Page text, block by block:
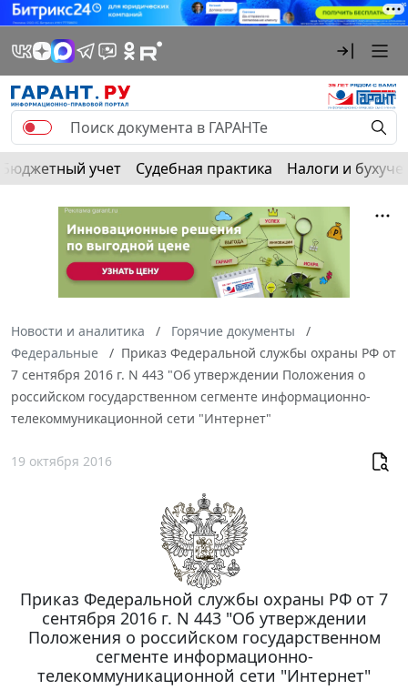
Бюджетный учет Судебная практика Налоги и
Новости и аналитика
Горячие документы
Федеральные
Приказ Федеральной службы охраны РФ от
7 сентября 2016 г. N 443 "Об утверждении Положения о
российском государственном сегменте информационно-
телекоммуникационной сети "Интернет"
19 октября 2016
Приказ Федеральной службы охраны РФ от 7
сентября 2016 г. N 443 "Об утверждении
Положения о российском государственном
сегменте информационно-
телекоммуникационной сети "Интернет"